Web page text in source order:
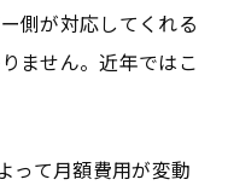
側が対応してくれる
ません。近年ではこ
って月額費用が変動